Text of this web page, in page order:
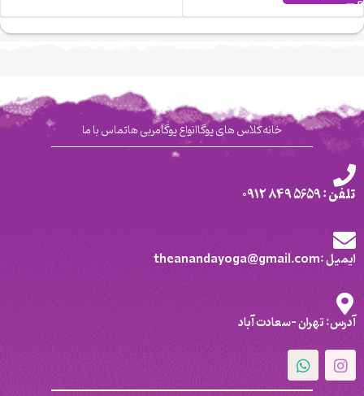
خانهکلاس های یوگاانواع یوگامربی هاتماس با ما
تلفن : 5659 849 0912
ایمیل :theanandayoga@gmail.com
آدرس: تهران -سعادت آباد